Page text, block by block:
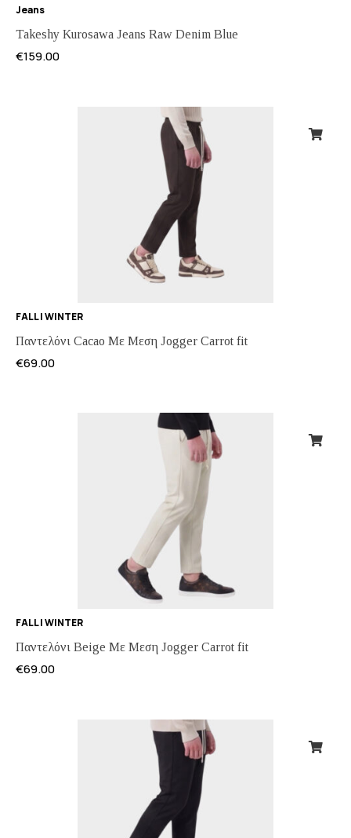
Jeans
Takeshy Kurosawa Jeans Raw Denim Blue
€159.00
FALL | WINTER
Παντελόνι Cacao Με Μεση Jogger Carrot fit
€69.00
FALL | WINTER
Παντελόνι Beige Με Μεση Jogger Carrot fit
€69.00